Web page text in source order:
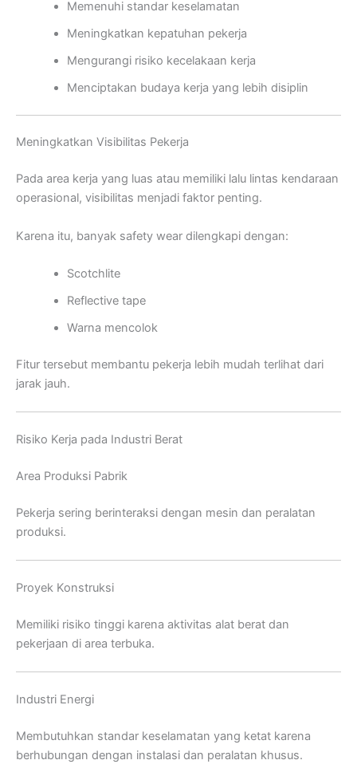
Memenuhi standar keselamatan
Meningkatkan kepatuhan pekerja
Mengurangi risiko kecelakaan kerja
Menciptakan budaya kerja yang lebih disiplin
Meningkatkan Visibilitas Pekerja
Pada area kerja yang luas atau memiliki lalu lintas kendaraan
operasional, visibilitas menjadi faktor penting.
Karena itu, banyak safety wear dilengkapi dengan:
Scotchlite
Reflective tape
Warna mencolok
Fitur tersebut membantu pekerja lebih mudah terlihat dari
jarak jauh.
Risiko Kerja pada Industri Berat
Area Produksi Pabrik
Pekerja sering berinteraksi dengan mesin dan peralatan
produksi.
Proyek Konstruksi
Memiliki risiko tinggi karena aktivitas alat berat dan
pekerjaan di area terbuka.
Industri Energi
Membutuhkan standar keselamatan yang ketat karena
berhubungan dengan instalasi dan peralatan khusus.